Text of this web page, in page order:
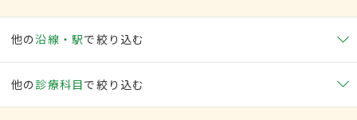
他の沿線・駅で絞り込む
他の 診療科目で絞り込む